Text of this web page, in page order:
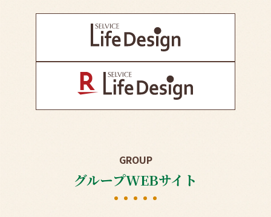
GROUP
グループWEBサイト